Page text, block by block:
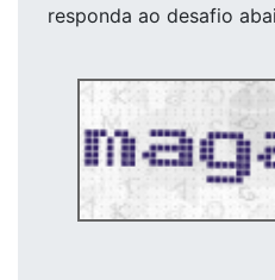
responda ao desafio